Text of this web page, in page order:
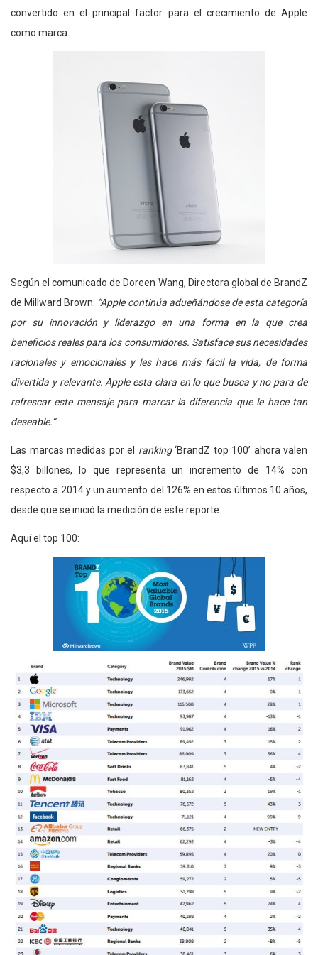
convertido en el principal factor para el crecimiento de Apple
como marca.
Según el comunicado de Doreen Wang, Directora global de BrandZ
de Millward Brown: “Apple continúa adueñándose de esta categoría
por su innovación y liderazgo en una forma en la que crea
beneficios reales para los consumidores. Satisface sus necesidades
racionales y emocionales y les hace más fácil la vida, de forma
divertida y relevante. Apple esta clara en lo que busca y no para de
refrescar este mensaje para marcar la diferencia que le hace tan
deseable.”
Las marcas medidas por el ranking‘BrandZ top 100’ ahora valen
$3,3 billones, lo que representa un incremento de 14% con
respecto a 2014 y un aumento del 126% en estos últimos 10 años,
desde que se inició la medición de este reporte.
Aquí el top 100: